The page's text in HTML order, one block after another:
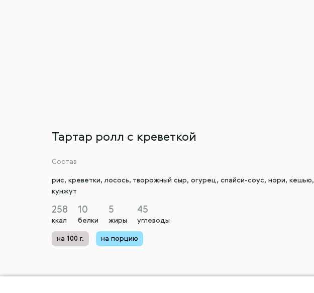
Тартар ролл с креветкой
Состав
рис, креветки, лосось, творожный сыр, огурец, спайси-соус, нори, кешью,
кунжут
258
ккал
10
белки
5
жиры
45
углеводы
на 100 г. на порцию